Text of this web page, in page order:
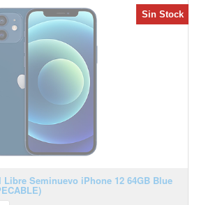
Libre Seminuevo iPhone 12 64GB Blue
Sin Stock